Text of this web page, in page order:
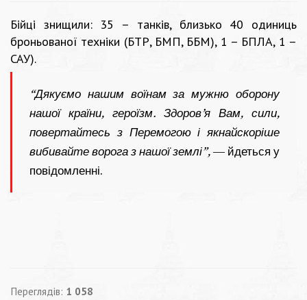
Бійці знищили: 35 – танків, близько 40 одиниць
броньованої техніки (БТР, БМП, ББМ), 1 – БПЛА, 1 –
САУ).
“Дякуємо нашим воїнам за мужню оборону
нашої країни, героїзм. Здоров’я Вам, сили,
повертайтесь з Перемогою і якнайскоріше
вибивайте ворога з нашої землі”, — йдеться у
повідомленні.
Переглядів: 1 058